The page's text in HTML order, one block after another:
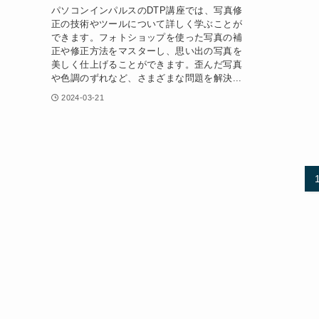
パソコンインパルスのDTP講座では、写真修
正の技術やツールについて詳しく学ぶことが
できます。フォトショップを使った写真の補
正や修正方法をマスターし、思い出の写真を
美しく仕上げることができます。歪んだ写真
や色調のずれなど、さまざまな問題を解決...
2024-03-21
1